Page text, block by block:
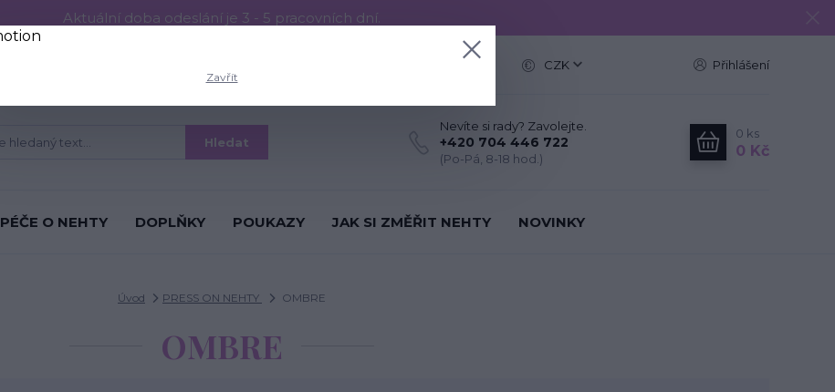
Aktuální doba odeslání je 3 - 5 pracovních dní.
CZK Přihlášení
Hledat
Nevíte si rady? Zavolejte.
+420 704 446 722
(Po-Pá, 8-18 hod.)
0 ks
0 Kč
PÉČE O NEHTY DOPLŇKY POUKAZY JAK SI ZMĚŘIT NEHTY NOVINKY
Úvod PRESS ON NEHTY OMBRE
OMBRE
Zavřít